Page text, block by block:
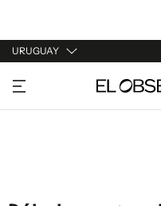
URUGUAY
URUGUAY
ARGENTINA